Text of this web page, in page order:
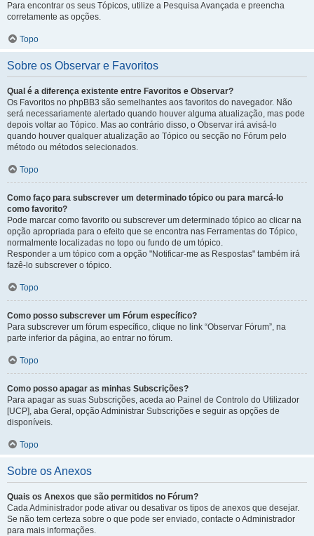
Para encontrar os seus Tópicos, utilize a Pesquisa Avançada e preencha
corretamente as opções.
Topo
Sobre os Observar e Favoritos
Qual é a diferença existente entre Favoritos e Observar?
Os Favoritos no phpBB3 são semelhantes aos favoritos do navegador. Não
será necessariamente alertado quando houver alguma atualização, mas pode
depois voltar ao Tópico. Mas ao contrário disso, o Observar irá avisá-lo
quando houver qualquer atualização ao Tópico ou secção no Fórum pelo
método ou métodos selecionados.
Topo
Como faço para subscrever um determinado tópico ou para marcá-lo
como favorito?
Pode marcar como favorito ou subscrever um determinado tópico ao clicar na
opção apropriada para o efeito que se encontra nas Ferramentas do Tópico,
normalmente localizadas no topo ou fundo de um tópico.
Responder a um tópico com a opção "Notificar-me as Respostas" também irá
fazê-lo subscrever o tópico.
Topo
Como posso subscrever um Fórum específico?
Para subscrever um fórum específico, clique no link “Observar Fórum”, na
parte inferior da página, ao entrar no fórum.
Topo
Como posso apagar as minhas Subscrições?
Para apagar as suas Subscrições, aceda ao Painel de Controlo do Utilizador
[UCP], aba Geral, opção Administrar Subscrições e seguir as opções de
disponíveis.
Topo
Sobre os Anexos
Quais os Anexos que são permitidos no Fórum?
Cada Administrador pode ativar ou desativar os tipos de anexos que desejar.
Se não tem certeza sobre o que pode ser enviado, contacte o Administrador
para mais informações.